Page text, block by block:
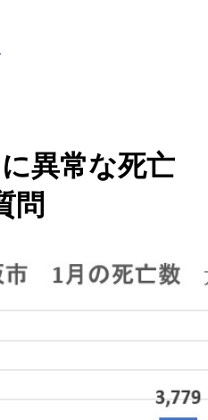
異常な死亡
問